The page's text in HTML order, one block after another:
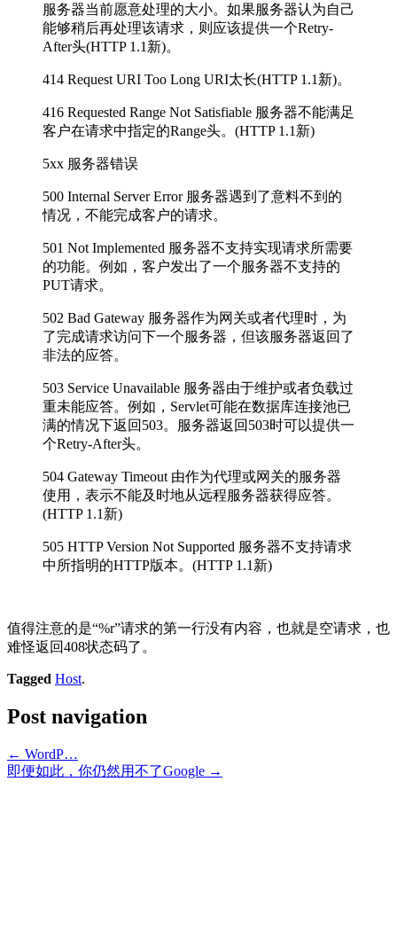
服务器当前愿意处理的大小。如果服务器认为自己
能够稍后再处理该请求，则应该提供一个Retry-
After头(HTTP 1.1新)。
414 Request URI Too Long URI太长(HTTP 1.1新)。
416 Requested Range Not Satisfiable 服务器不能满足
客户在请求中指定的Range头。(HTTP 1.1新)
5xx 服务器错误
500 Internal Server Error 服务器遇到了意料不到的
情况，不能完成客户的请求。
501 Not Implemented 服务器不支持实现请求所需要
的功能。例如，客户发出了一个服务器不支持的
PUT请求。
502 Bad Gateway 服务器作为网关或者代理时，为
了完成请求访问下一个服务器，但该服务器返回了
非法的应答。
503 Service Unavailable 服务器由于维护或者负载过
重未能应答。例如，Servlet可能在数据库连接池已
满的情况下返回503。服务器返回503时可以提供一
个Retry-After头。
504 Gateway Timeout 由作为代理或网关的服务器
使用，表示不能及时地从远程服务器获得应答。
(HTTP 1.1新)
505 HTTP Version Not Supported 服务器不支持请求
中所指明的HTTP版本。(HTTP 1.1新)
值得注意的是“%r”请求的第一行没有内容，也就是空请求，也
难怪返回408状态码了。
Tagged Host.
Post navigation
← WordP…
即便如此，你仍然用不了Google →